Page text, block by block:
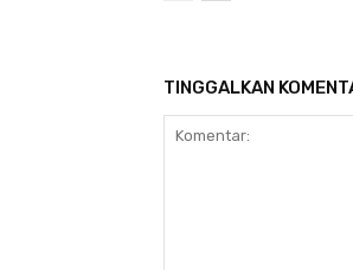
TINGGALKAN